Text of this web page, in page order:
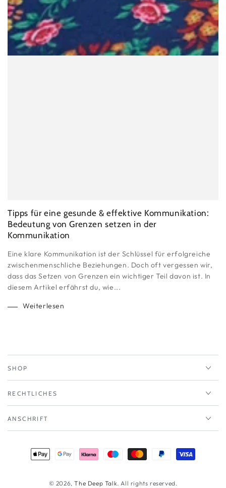
Tipps für eine gesunde & effektive Kommunikation:
Bedeutung von Grenzen setzen in der
Kommunikation
Eine klare Kommunikation ist der Schlüssel für erfolgreiche
zwischenmenschliche Beziehungen. Doch oft vergessen wir,
dass das Setzen von Grenzen ein wichtiger Teil davon ist. In
diesem Artikel erfährst du, wie...
Weiterlesen
SHOP
RECHTLICHES
ANSCHRIFT
© 2026,The Deep Talk. All rights reserved.
Zahlungsmöglichkeiten